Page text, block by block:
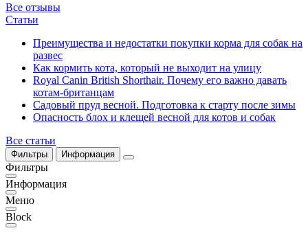
Все отзывы
Статьи
Преимущества и недостатки покупки корма для собак на
развес
Как кормить кота, который не выходит на улицу
Royal Canin British Shorthair. Почему его важно давать
котам-британцам
Садовый пруд весной. Подготовка к старту после зимы
Опасность блох и клещей весной для котов и собак
Все статьи
Фильтры Информация
Фильтры
Информация
Меню
Block